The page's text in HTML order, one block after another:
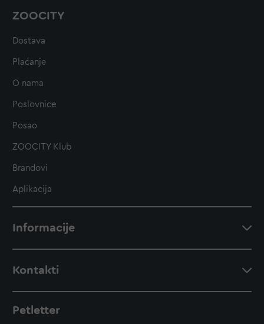
ZOOCITY
Dostava
Plaćanje
O nama
Poslovnice
Posao
ZOOCITY Klub
Brandovi
Aplikacija
Informacije
Kontakti
Petletter